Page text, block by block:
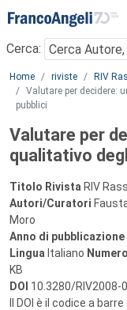
Menu
Cerca:
Main content
Home riviste RIV
Valutare per decidere:
pubblici
Valutare per
qualitativo
Titolo Rivista RIV
Autori/Curatori
Moro
Anno di pubblicazione
Lingua Italiano
KB
DOI 10.3280/RIV2008-
Il DOI è il codice a